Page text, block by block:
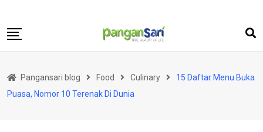
to
Food
Pangansari blog Food Culinary
15 Daftar Menu Buka
Puasa, Nomor 10 Terenak Di Dunia